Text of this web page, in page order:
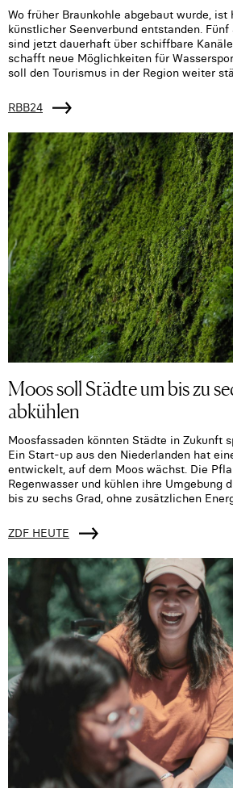
Wo früher Braunkohle abgebaut wurde,
künstlicher Seenverbund entstanden.
sind jetzt dauerhaft über schiffbare
schafft neue Möglichkeiten für
soll den Tourismus in der Region weiter
RBB24
Moos soll Städte um bis zu
abkühlen
Moosfassaden könnten Städte in Zukunft
Ein Start-up aus den Niederlanden hat
entwickelt, auf dem Moos wächst. Die
Regenwasser und kühlen ihre Umgebung
bis zu sechs Grad, ohne zusätzlichen
ZDF HEUTE